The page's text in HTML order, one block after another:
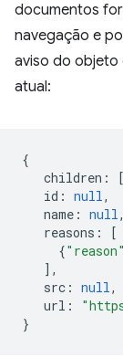
documentos
navegação e
aviso do objeto
atual:
{
children :
id : null,
name : null,
reasons :
[
{"reason"
],
src : null,
url :
}